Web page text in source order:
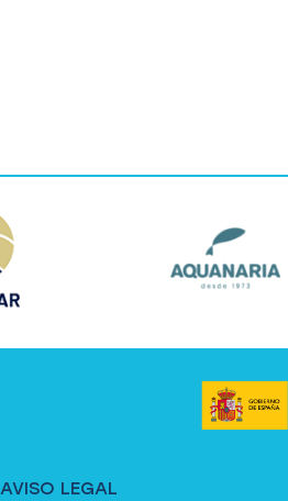
AVISO LEGAL